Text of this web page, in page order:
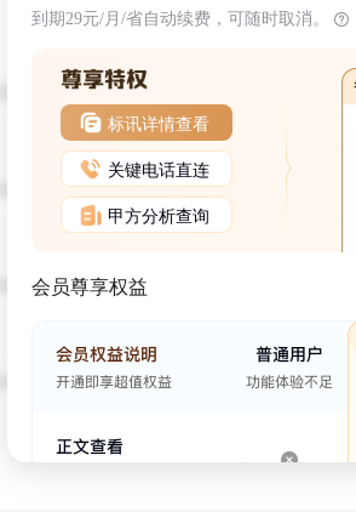
到期29元/月/省自动续费，可随时取消。
标讯详情查看
关键电话直连
甲方分析查询
会员尊享权益